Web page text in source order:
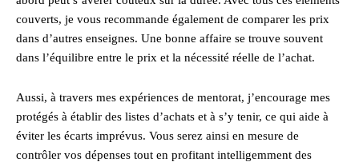
couverts, je vous recommande également de comparer les prix
dans d’autres enseignes. Une bonne affaire se trouve souvent
dans l’équilibre entre le prix et la nécessité réelle de l’achat.
Aussi, à travers mes expériences de mentorat, j’encourage mes
protégés à établir des listes d’achats et à s’y tenir, ce qui aide à
éviter les écarts imprévus. Vous serez ainsi en mesure de
contrôler vos dépenses tout en profitant intelligemment des